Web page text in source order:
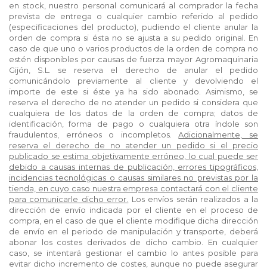
en stock, nuestro personal comunicará al comprador la fecha
prevista de entrega o cualquier cambio referido al pedido
(especificaciones del producto), pudiendo el cliente anular la
orden de compra si ésta no se ajusta a su pedido original. En
caso de que uno o varios productos de la orden de compra no
estén disponibles por causas de fuerza mayor Agromaquinaria
Gijón, S.L. se reserva el derecho de anular el pedido
comunicándolo previamente al cliente y devolviendo el
importe de este si éste ya ha sido abonado. Asimismo, se
reserva el derecho de no atender un pedido si considera que
cualquiera de los datos de la orden de compra; datos de
identificación, forma de pago o cualquiera otra índole son
fraudulentos, erróneos o incompletos.Adicionalmente, se
reserva el derecho de no atender un pedido si el precio
publicado se estima objetivamente erróneo, lo cual puede ser
debido a causas internas de publicación, errores tipográficos,
incidencias tecnológicas o causas similares no previstas por la
tienda, en cuyo caso nuestra empresa contactará con el cliente
para comunicarle dicho error.
Los envíos serán realizados a la
dirección de envío indicada por el cliente en el proceso de
compra, en el caso de que el cliente modifique dicha dirección
de envío en el periodo de manipulación y transporte, deberá
abonar los costes derivados de dicho cambio. En cualquier
caso, se intentará gestionar el cambio lo antes posible para
evitar dicho incremento de costes, aunque no puede asegurar